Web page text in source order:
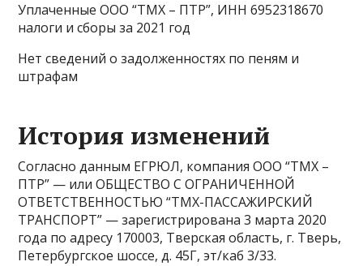
Уплаченные ООО “ТМХ – ПТР”, ИНН 6952318670
налоги и сборы за 2021 год
Нет сведений о задолженностях по пеням и
штрафам
История изменений
Согласно данным ЕГРЮЛ, компания ООО “ТМХ –
ПТР” — или ОБЩЕСТВО С ОГРАНИЧЕННОЙ
ОТВЕТСТВЕННОСТЬЮ “ТМХ-ПАССАЖИРСКИЙ
ТРАНСПОРТ” — зарегистрирована 3 марта 2020
года по адресу 170003, Тверская область, г. Тверь,
Петербургское шоссе, д. 45Г, эт/каб 3/33.